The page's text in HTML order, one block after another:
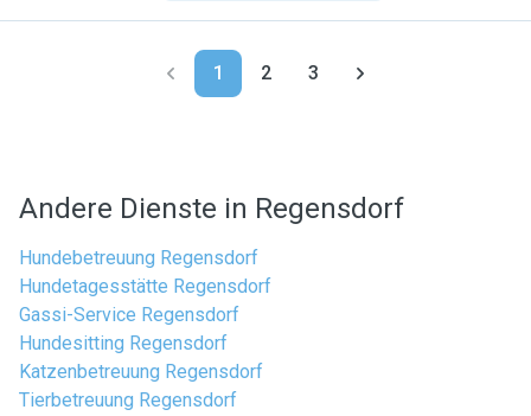
1 2 3
Andere Dienste in Regensdorf
Hundebetreuung Regensdorf
Hundetagesstätte Regensdorf
Gassi-Service Regensdorf
Hundesitting Regensdorf
Katzenbetreuung Regensdorf
Tierbetreuung Regensdorf